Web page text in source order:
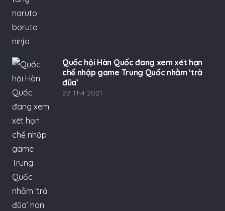
Quốc hội Hàn Quốc đang xem xét hạn
chế nhập game Trung Quốc nhằm ‘trả
đũa’
22 Th4 2021